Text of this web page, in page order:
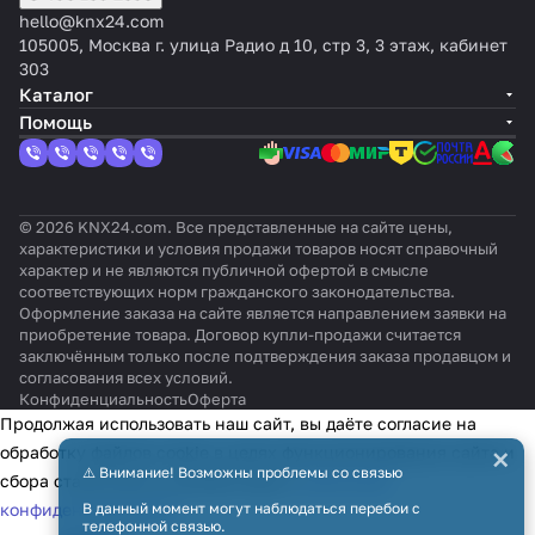
hello@knx24.com
105005, Москва г. улица Радио д 10, стр 3, 3 этаж, кабинет
303
Каталог
Помощь
© 2026 KNX24.com. Все представленные на сайте цены,
характеристики и условия продажи товаров носят справочный
характер и не являются публичной офертой в смысле
соответствующих норм гражданского законодательства.
Оформление заказа на сайте является направлением заявки на
приобретение товара. Договор купли-продажи считается
заключённым только после подтверждения заказа продавцом и
согласования всех условий.
КонфиденциальностьОферта
⚠️ Внимание! Возможны проблемы со связью
В данный момент могут наблюдаться перебои с
телефонной связью.
×
Продолжая использовать наш сайт, вы даёте согласие на
обработку файлов cookie в целях функционирования сайта и
сбора статистики в соответствии сполитикой
конфиденциальности